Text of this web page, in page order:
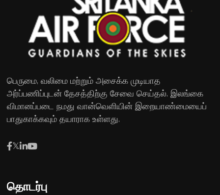
பெருமை, வலிமை மற்றும் அசைக்க முடியாத
அர்ப்பணிப்புடன் தேசத்திற்கு சேவை செய்தல். இலங்கை
விமானப்படை நமது வான்வெளியின் இறையாண்மையைப்
பாதுகாக்கவும் தயாராக உள்ளது.
தொடர்பு